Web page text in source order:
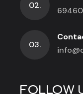
02.
03.
FOLLOW